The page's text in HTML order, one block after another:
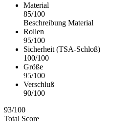
Material
85/100
Beschreibung Material
Rollen
95/100
Sicherheit (TSA-Schloß)
100/100
Größe
95/100
Verschluß
90/100
93/100
Total Score